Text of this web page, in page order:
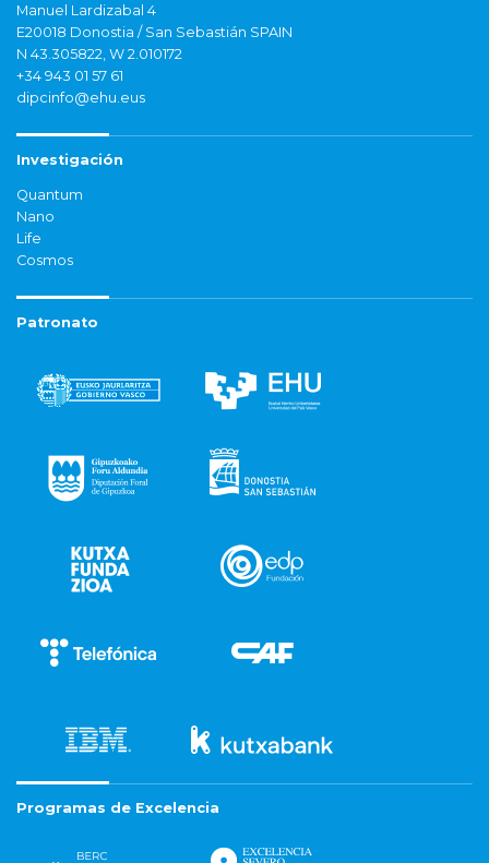
Manuel Lardizabal 4
E20018 Donostia / San Sebastián SPAIN
N 43.305822, W 2.010172
+34 943 01 57 61
dipcinfo@ehu.eus
Investigación
Quantum
Nano
Life
Cosmos
Patronato
Programas de Excelencia